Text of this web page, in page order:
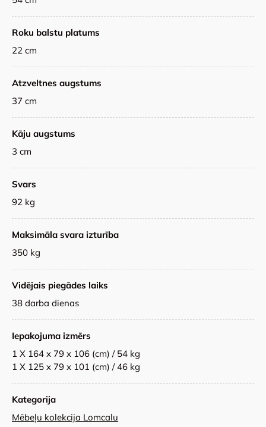
Roku balstu platums
22 cm
Atzveltnes augstums
37 cm
Kāju augstums
3 cm
Svars
92 kg
Maksimāla svara izturība
350 kg
Vidējais piegādes laiks
38 darba dienas
Iepakojuma izmērs
1 X 164 x 79 x 106 (cm) / 54 kg
1 X 125 x 79 x 101 (cm) / 46 kg
Kategorija
Mēbeļu kolekcija Lomcalu